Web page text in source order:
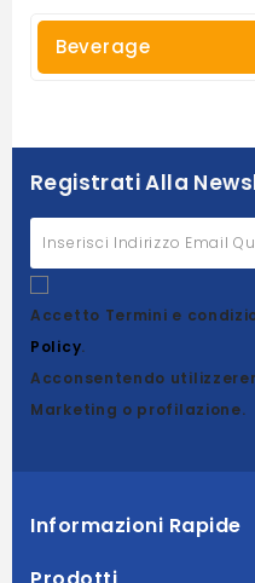
Beverage
Registrati Alla
Accetto Termini e
Policy.
Acconsentendo
Marketing o profilazione.
Informazioni Rapide